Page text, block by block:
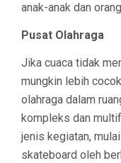
anak-anak dan
Pusat Olahraga
Jika cuaca tidak
mungkin lebih
olahraga dalam
kompleks dan
jenis kegiatan,
skateboard oleh